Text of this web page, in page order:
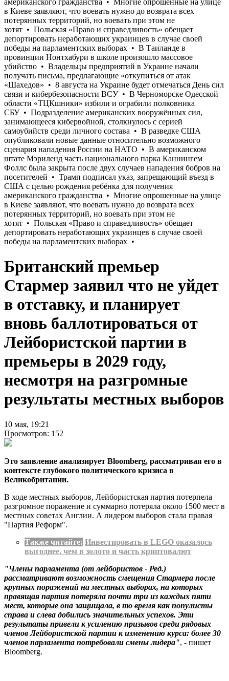
Британский премьер
Стармер заявил что не уйдет
в отставку, и планирует
вновь баллотироваться от
Лейбористской партии в
премьеры в 2029 году,
несмотря на разгромные
результаты местных выборов
10 мая, 19:21
Просмотров: 152
Это заявление анализирует Bloomberg, рассматривая его в
контексте глубокого политического кризиса в
Великобритании.
В ходе местных выборов, Лейбористская партия потерпела
разгромное поражение и суммарно потеряла около 1500 мест в
местных советах Англии. А лидером выборов стала правая
"Партия Реформ".
Также читайте: Инвестировать в LEGO оказалось
выгоднее, чем в золото и часть криптовалют
"Члены парламента (от лейбористов - Ред.)
рассматривают возможность смещения Стармера после
крупных поражений на местных выборах, на которых
правящая партия потеряла почти три из каждых пяти
мест, которые она защищала, в то время как популисты
справа и слева добились значительных успехов. Эти
результаты привели к усилению призывов среди рядовых
членов Лейбористской партии к изменению курса: более 30
членов парламента потребовали смены лидера", - пишет
Bloomberg.